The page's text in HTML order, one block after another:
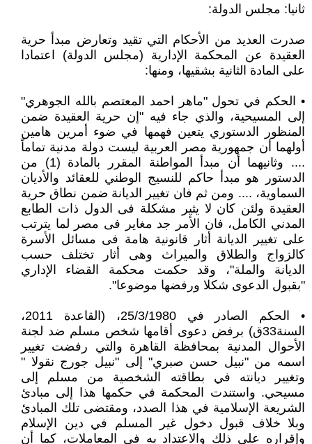
ثانيا: مجلس الدولة:
صدرت العديد من الأحكام التي تقيد وتعارض مبدأ حرية
العقيدة عن المحكمة الإدارية (مجلس الدولة) اعتمادا
على المادة الثانية بشقيها، ومنها:
• الحكم في تحول "ماهر احمد المعتصم بالله الجوهري"
إلى المسيحية، والذي جاء فيه "إن حرية العقيدة ضمن
المنظور الدستوري يتعين فهمها في ضوء أمرين هامين
أولهما أن جمهورية مصر العربية ليست دولة مدنية تماماً
.... وثانيهما أن مبدأ المواطنة المقرر بالمادة (1) من
الدستور هو مبدأ حاكم للنسيج الوطني للعقائد والأديان
السماوية، .... ومن ثم فان تغيير الديانة ضمن نطاق حرية
العقيدة ولئن كان لا يثير مشكلة فى الدول ذات الطابع
المدني الكامل، فان الأمر جد مغاير فى مصر لما يترتب
على تغيير الديانة أثار قانونية هامة فى مسائل الأسرة
كالزواج والطلاق والميراث وهى أثار تختلف حسب
الديانة والملة"، وقد حكمت محكمة القضاء الإداري
"بقبول الدعوى شكلا ورفضها موضوعا".
• الحكم الصادر في 25/3/1980، (القاعدة 2011،
السنة33ق) برفض دعوى أقامها شخص مسلم ضد لجنة
الأحوال المدنية بمحافظة القاهرة والتي رفضت تغيير
اسمه من "نبيل حسن صبري" إلى "نبيل جورج نقولا "
وتغيير ديانته في بطاقته الشخصية من مسلم إلى
مسيحي. واستندت المحكمة في حكمها هذا إلى مبادئ
الشريعة الإسلامية في هذا الصدد، ومقتضى تلك المبادئ
وبلا خلاف قبول دخول غير المسلم في دين الإسلام
وإقراره علي ذلك والاعتداد به في المعاملات، كما أن